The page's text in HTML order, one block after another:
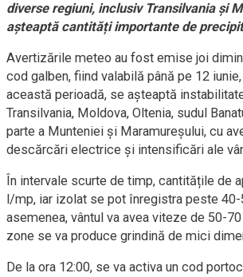
diverse regiuni, inclusiv Transilvania și
așteaptă cantități importante de
Avertizările meteo au fost emise joi
cod galben, fiind valabilă până pe 12
această perioadă, se așteaptă
Transilvania, Moldova, Oltenia, sudul
parte a Munteniei și Maramureșului, cu
descărcări electrice și intensificări ale
În intervale scurte de timp, cantitățile de
l/mp, iar izolat se pot înregistra peste
asemenea, vântul va avea viteze de 50-
zone se va produce grindină de mici
De la ora 12:00, se va activa un cod